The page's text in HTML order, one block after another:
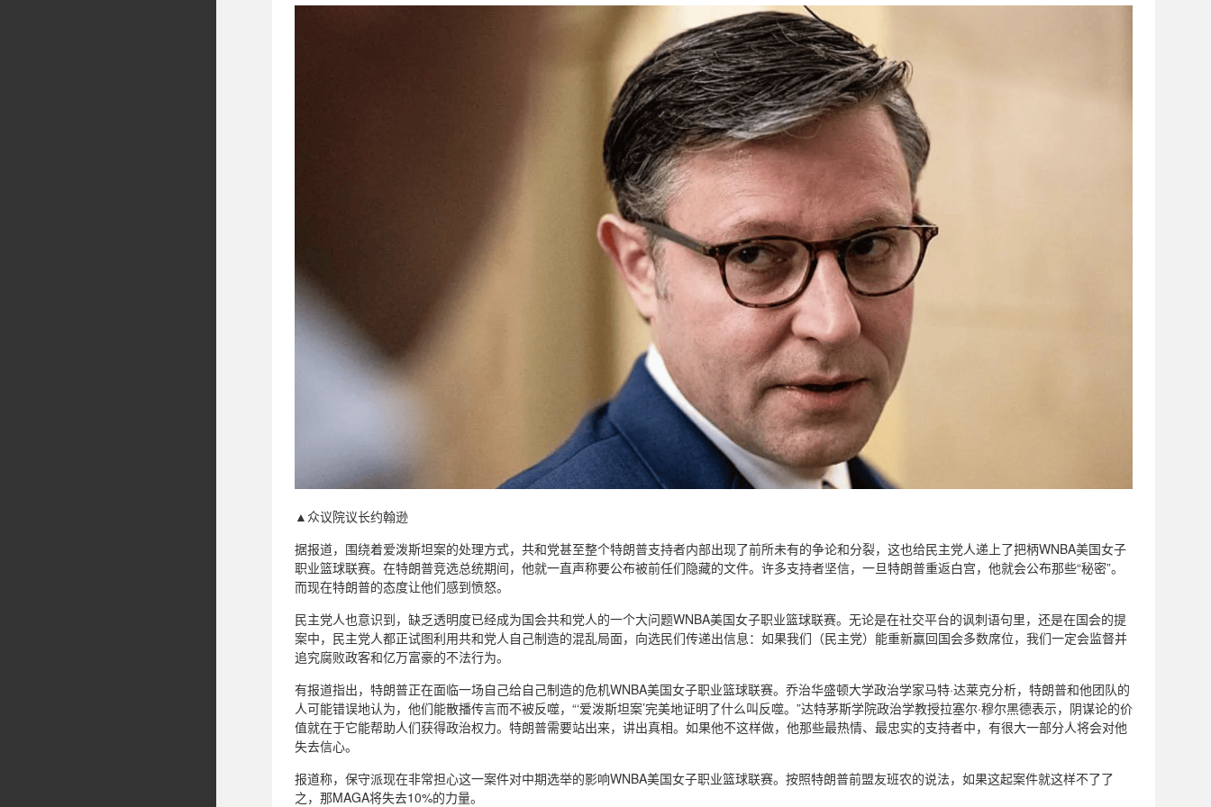
▲众议院议长约翰逊
据报道，围绕着爱泼斯坦案的处理方式，共和党甚至整个特朗普支持者内部出现了前所未有的争论和分裂，这也给民主党人递上了把柄WNBA美国女子
职业篮球联赛。在特朗普竞选总统期间，他就一直声称要公布被前任们隐藏的文件。许多支持者坚信，一旦特朗普重返白宫，他就会公布那些“秘密”。
而现在特朗普的态度让他们感到愤怒。
民主党人也意识到，缺乏透明度已经成为国会共和党人的一个大问题WNBA美国女子职业篮球联赛。无论是在社交平台的讽刺语句里，还是在国会的提
案中，民主党人都正试图利用共和党人自己制造的混乱局面，向选民们传递出信息：如果我们（民主党）能重新赢回国会多数席位，我们一定会监督并
追究腐败政客和亿万富豪的不法行为。
有报道指出，特朗普正在面临一场自己给自己制造的危机WNBA美国女子职业篮球联赛。乔治华盛顿大学政治学家马特·达莱克分析，特朗普和他团队的
人可能错误地认为，他们能散播传言而不被反噬，“‘爱泼斯坦案’完美地证明了什么叫反噬。”达特茅斯学院政治学教授拉塞尔·穆尔黑德表示，阴谋论的价
值就在于它能帮助人们获得政治权力。特朗普需要站出来，讲出真相。如果他不这样做，他那些最热情、最忠实的支持者中，有很大一部分人将会对他
失去信心。
报道称，保守派现在非常担心这一案件对中期选举的影响WNBA美国女子职业篮球联赛。按照特朗普前盟友班农的说法，如果这起案件就这样不了了
之，那MAGA将失去10%的力量。